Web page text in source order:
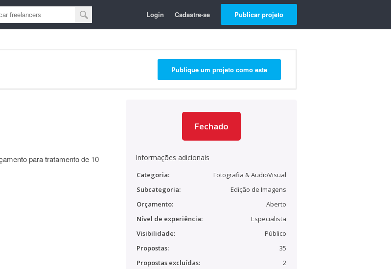
Login Cadastre-se Publicar projeto
Publique um projeto como este
para tratamento de 10
Fechado
Informações adicionais
Categoria:
Fotografia & AudioVisual
Subcategoria:
Edição de Imagens
Orçamento:
Aberto
Nível de experiência:
Especialista
Visibilidade:
Público
Propostas:
35
Propostas excluídas:
2